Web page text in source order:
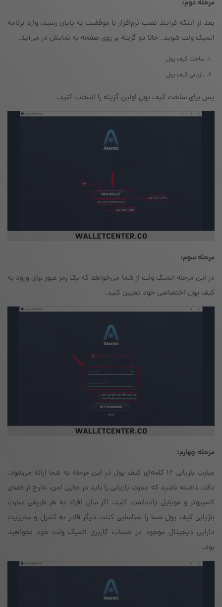
مرحله دوم:
بعد از اینکه فرآیند نصب نرم‌افزار با موفقیت به پایان رسید، وارد برنامه‌
اتمیک ولت شوید. حالا دو گزینه بر روی صفحه به نمایش در می‌آید.
ساخت کیف پول
بازیابی کیف پول
پس برای ساخت کیف پول اولین گزینه را انتخاب کنید.
مرحله سوم:
در این مرحله اتمیک ولت از شما می‌خواهد که یک رمز عبور برای ورود به
کیف پول اختصاصی خود تعیین کنید.
مرحله چهارم:
عبارت بازیابی ۱۲ کلمه‌ای کیف پول در این مرحله به شما ارائه می‌شود.
دقت داشته باشید که عبارت بازیابی را باید در جایی امن، خارج از فضای
کامپیوتر و موبایل یادداشت کنید. اگر سایر افراد به هر طریقی عبارت
بازیابی کیف پول شما را شناسایی کنند، دیگر قادر به کنترل و مدیریت
دارایی دیجیتال موجود در حساب کاربری اتمیک ولت خود نخواهید
بود.